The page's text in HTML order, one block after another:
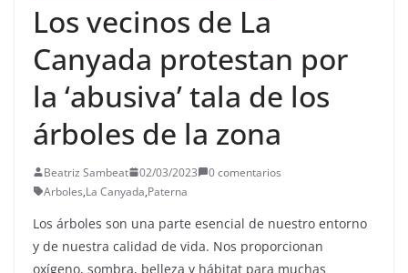
Los vecinos de La
Canyada protestan por
la ‘abusiva’ tala de los
árboles de la zona
Beatriz Sambeat 02/03/2023
0 comentarios
Arboles,La Canyada,Paterna
Los árboles son una parte esencial de nuestro entorno
y de nuestra calidad de vida. Nos proporcionan
oxígeno, sombra, belleza y hábitat para muchas